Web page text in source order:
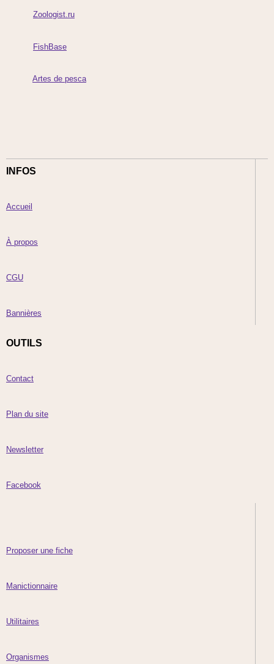
Zoologist.ru
FishBase
Artes de pesca
INFOS
Accueil
À propos
CGU
Bannières
OUTILS
Contact
Plan du site
Newsletter
Facebook
Proposer une fiche
Manictionnaire
Utilitaires
Organismes